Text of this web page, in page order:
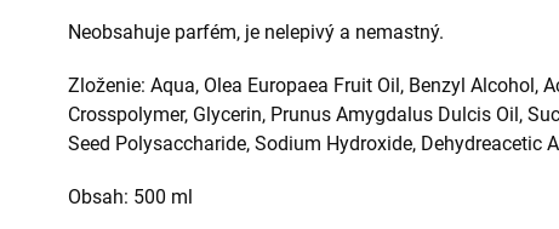
Neobsahuje parfém, je nelepivý a nemastný.
Zloženie: Aqua, Olea Europaea Fruit Oil, Benzyl Alcohol,
Crosspolymer, Glycerin, Prunus Amygdalus Dulcis Oil,
Seed Polysaccharide, Sodium Hydroxide, Dehydreacetic
Obsah: 500 ml